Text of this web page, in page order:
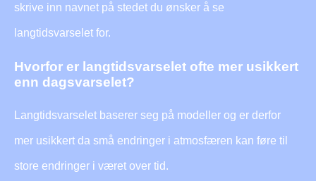
skrive inn navnet på stedet du ønsker å se
langtidsvarselet for.
Hvorfor er langtidsvarselet ofte mer usikkert
enn dagsvarselet?
Langtidsvarselet baserer seg på modeller og er derfor
mer usikkert da små endringer i atmosfæren kan føre til
store endringer i været over tid.